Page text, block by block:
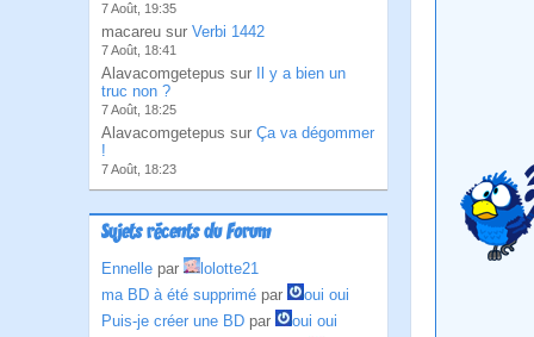
7 Août, 19:35
macareu sur Verbi 1442
7 Août, 18:41
Alavacomgetepus sur
Il y a bien un
truc non ?
7 Août, 18:25
Alavacomgetepus sur Ça va dégommer
!
7 Août, 18:23
Sujets récents du Forum
Ennelle par
lolotte21
ma BD à été supprimé par
oui oui
Puis-je créer une BD par
oui oui